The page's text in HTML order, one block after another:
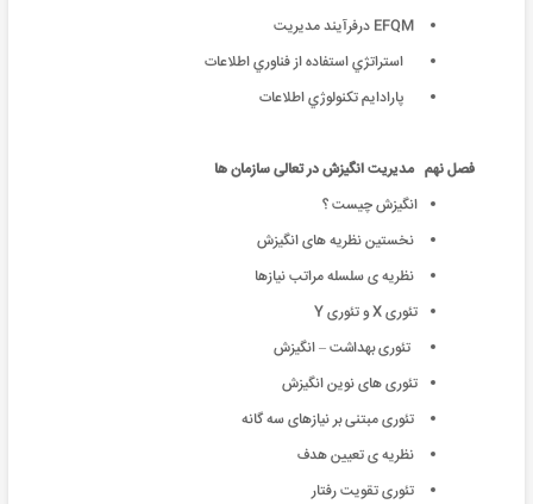
استراتژي استفاده از فناوري اطلاعات
پارادايم تکنولوژي اطلاعات
فصل نهم مدیریت انگیزش در تعالی سازمان ها
انگیزش چیست ؟
نخستین نظریه های انگیزش
نظریه ی سلسله مراتب نیازها
تئوری X و تئوری Y
تئوری بهداشت – انگیزش
تئوری های نوین انگیزش
تئوری مبتنی بر نیازهای سه گانه
نظریه ی تعیین هدف
تئوری تقویت رفتار